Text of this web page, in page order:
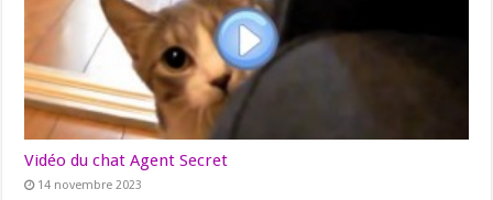
Vidéo du chat Agent Secret
14 novembre 2023